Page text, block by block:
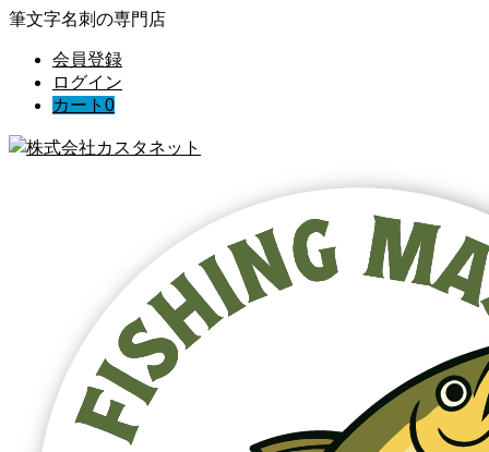
筆文字名刺の専門店
会員登録
ログイン
カート 0